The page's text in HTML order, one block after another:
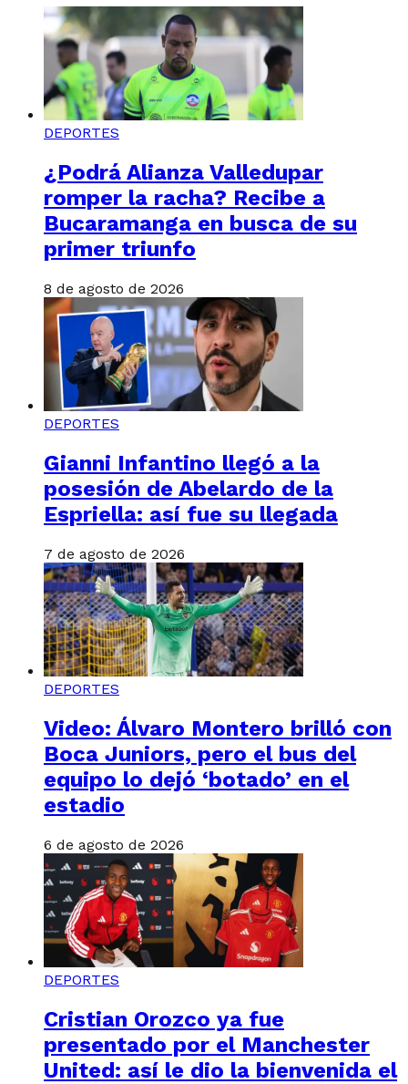
DEPORTES
¿Podrá Alianza Valledupar
romper la racha? Recibe a
Bucaramanga en busca de su
primer triunfo
8 de agosto de 2026
DEPORTES
Gianni Infantino llegó a la
posesión de Abelardo de la
Espriella: así fue su llegada
7 de agosto de 2026
DEPORTES
Video: Álvaro Montero brilló con
Boca Juniors, pero el bus del
equipo lo dejó ‘botado’ en el
estadio
6 de agosto de 2026
DEPORTES
Cristian Orozco ya fue
presentado por el Manchester
United: así le dio la bienvenida el